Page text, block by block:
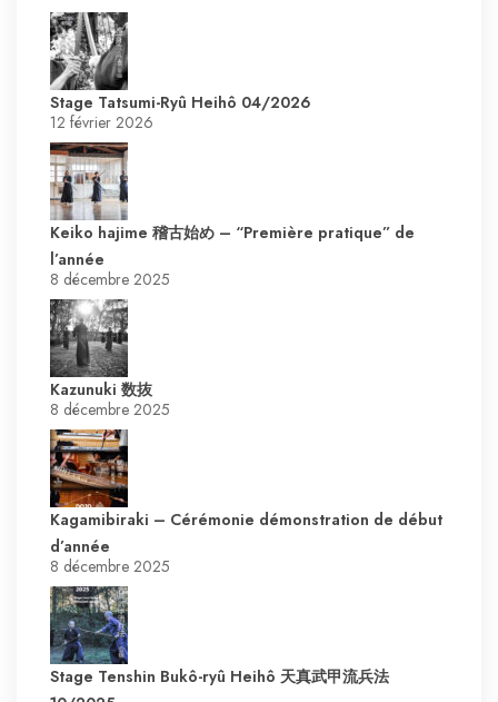
Stage Tatsumi-Ryû Heihô 04/2026
12 février 2026
Keiko hajime 稽古始め – “Première pratique” de
l’année
8 décembre 2025
Kazunuki 数抜
8 décembre 2025
Kagamibiraki – Cérémonie démonstration de début
d’année
8 décembre 2025
Stage Tenshin Bukô-ryû Heihô 天真武甲流兵法